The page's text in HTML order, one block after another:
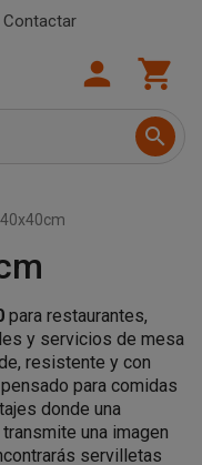

 
para restaurantes,
y servicios de mesa
resistente y con
para comidas
donde una
una imagen
servilletas